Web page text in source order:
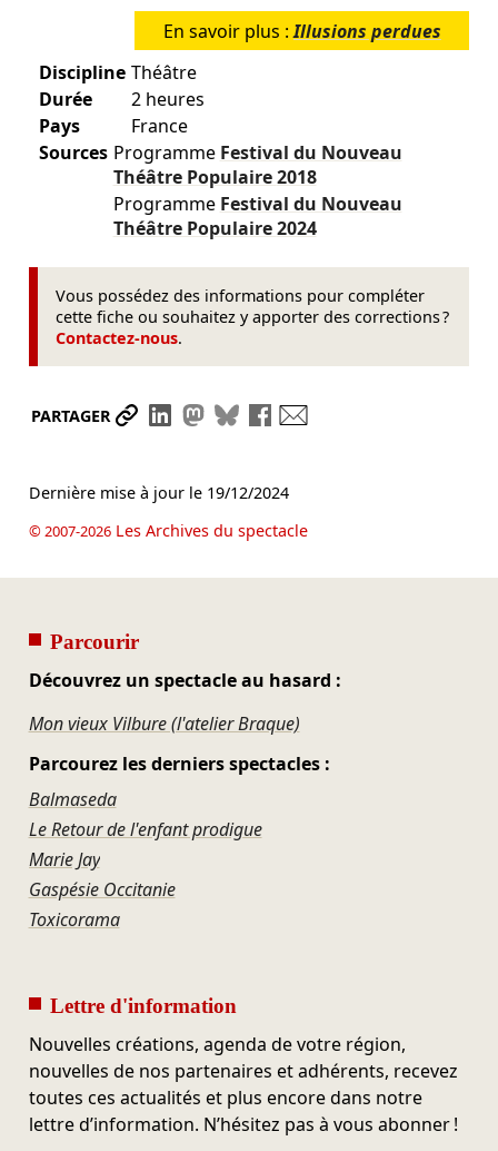
En savoir plus :Illusions perdues
Discipline Théâtre
Durée
2 heures
Pays
France
Sources Programme Festival du Nouveau
Théâtre Populaire2018
Programme Festival du Nouveau
Théâtre Populaire2024
Vous possédez des informations pour compléter
cette fiche ou souhaitez y apporter des corrections ?
Contactez-nous.
PARTAGER Partager le lien
Partager sur LinkedIn
Partager sur Mastodon
Partager sur Bluesky
Partager sur Facebook
Dernière mise à jour le 19/12/2024
© 2007-2026Les Archives du spectacle
Parcourir
Découvrez un spectacle au hasard :
Mon vieux Vilbure (l'atelier Braque)
Parcourez les derniers spectacles :
Balmaseda
Le Retour de l'enfant prodigue
Marie Jay
Gaspésie Occitanie
Toxicorama
Lettre d'information
Nouvelles créations, agenda de votre région,
nouvelles de nos partenaires et adhérents, recevez
toutes ces actualités et plus encore dans notre
lettre d’information. N’hésitez pas à vous abonner !